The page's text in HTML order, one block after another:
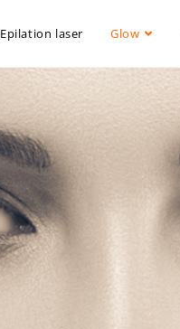
Epilation laser Glow